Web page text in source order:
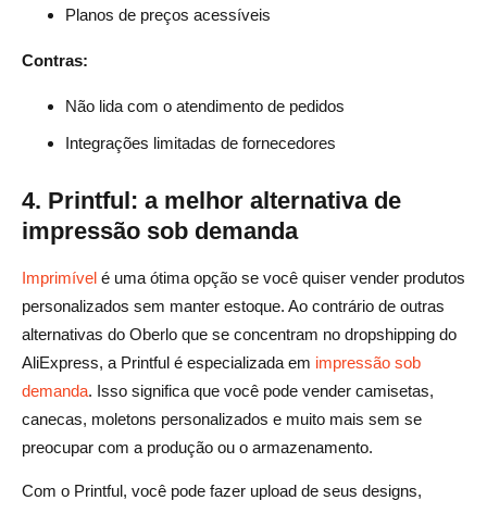
Planos de preços acessíveis
Contras:
Não lida com o atendimento de pedidos
Integrações limitadas de fornecedores
4. Printful: a melhor alternativa de
impressão sob demanda
Imprimível é uma ótima opção se você quiser vender produtos
personalizados sem manter estoque. Ao contrário de outras
alternativas do Oberlo que se concentram no dropshipping do
AliExpress, a Printful é especializada em impressão sob
demanda. Isso significa que você pode vender camisetas,
canecas, moletons personalizados e muito mais sem se
preocupar com a produção ou o armazenamento.
Com o Printful, você pode fazer upload de seus designs,